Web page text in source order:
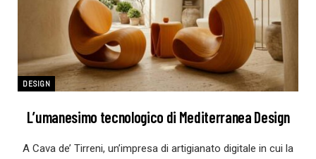
DESIGN
L’umanesimo tecnologico di Mediterranea Design
A Cava de’ Tirreni, un’impresa di artigianato digitale in cui la